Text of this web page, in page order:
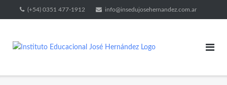
(+54) 0351 477-1912 info@insedujosehernandez.com.ar